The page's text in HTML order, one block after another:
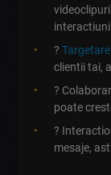
interactiuni.
?
clientii tai,
?
poate
?
mesaje,